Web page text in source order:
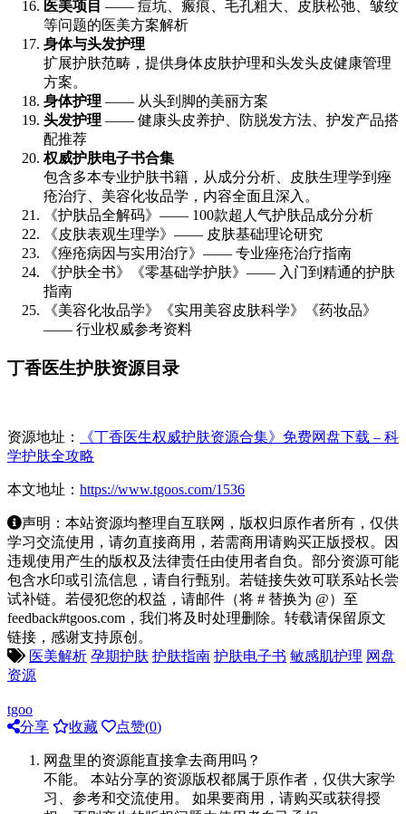
医美项目 —— 痘坑、瘢痕、毛孔粗大、皮肤松弛、皱纹
等问题的医美方案解析
身体与头发护理
扩展护肤范畴，提供身体皮肤护理和头发头皮健康管理
方案。
身体护理 —— 从头到脚的美丽方案
头发护理 —— 健康头皮养护、防脱发方法、护发产品搭
配推荐
权威护肤电子书合集
包含多本专业护肤书籍，从成分分析、皮肤生理学到痤
疮治疗、美容化妆品学，内容全面且深入。
《护肤品全解码》—— 100款超人气护肤品成分分析
《皮肤表观生理学》—— 皮肤基础理论研究
《痤疮病因与实用治疗》—— 专业痤疮治疗指南
《护肤全书》《零基础学护肤》—— 入门到精通的护肤
指南
《美容化妆品学》《实用美容皮肤科学》《药妆品》
—— 行业权威参考资料
丁香医生护肤资源目录
资源地址：
《丁香医生权威护肤资源合集》免费网盘下载 – 科
学护肤全攻略
本文地址： https://www.tgoos.com/1536
声明：本站资源均整理自互联网，版权归原作者所有，仅供
学习交流使用，请勿直接商用，若需商用请购买正版授权。因
违规使用产生的版权及法律责任由使用者自负。部分资源可能
包含水印或引流信息，请自行甄别。若链接失效可联系站长尝
试补链。若侵犯您的权益，请邮件（将 # 替换为 @）至
feedback#tgoos.com，我们将及时处理删除。转载请保留原文
链接，感谢支持原创。
医美解析 孕期护肤 护肤指南 护肤电子书 敏感肌护理 网盘
资源
tgoo
分享
收藏 点赞(0)
网盘里的资源能直接拿去商用吗？
不能。 本站分享的资源版权都属于原作者，仅供大家学
习、参考和交流使用。 如果要商用，请购买或获得授